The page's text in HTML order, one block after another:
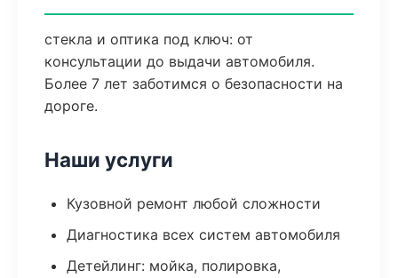
стекла и оптика под ключ: от
консультации до выдачи автомобиля.
Более 7 лет заботимся о безопасности на
дороге.
Наши услуги
Кузовной ремонт любой сложности
Диагностика всех систем автомобиля
Детейлинг: мойка, полировка,